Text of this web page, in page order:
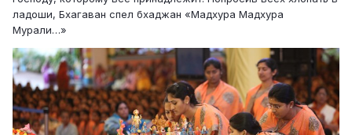
ладоши, Бхагаван спел бхаджан «Мадхура Мадхура
Мурали…»